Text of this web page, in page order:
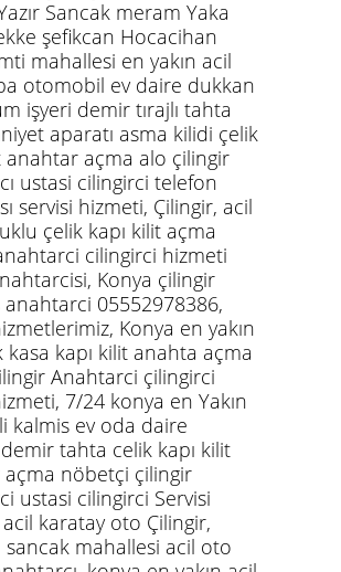
Sancak meram Yaka
şefikcan Hocacihan
mahallesi en yakın acil
otomobil ev daire dukkan
işyeri demir tırajlı tahta
aparatı asma kilidi çelik
anahtar açma alo çilingir
ustasi cilingirci telefon
servisi hizmeti, Çilingir, acil
çelik kapı kilit açma
cilingirci hizmeti
Konya çilingir
anahtarci 05552978386,
Konya en yakın
kasa kapı kilit anahta açma
Anahtarci çilingirci
7/24 konya en Yakın
kalmis ev oda daire
tahta celik kapı kilit
nöbetçi çilingir
ustasi cilingirci Servisi
karatay oto Çilingir,
sancak mahallesi acil oto